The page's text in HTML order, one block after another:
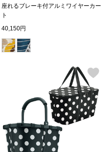
ルーム･アン
ルームウェア
アンダーウェア
座れるブレーキ付アルミワイヤーカー
ト
40,150円